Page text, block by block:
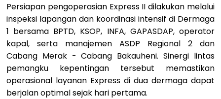
Persiapan pengoperasian Express II dilakukan melalui
inspeksi lapangan dan koordinasi intensif di Dermaga
1 bersama BPTD, KSOP, INFA, GAPASDAP, operator
kapal, serta manajemen ASDP Regional 2 dan
Cabang Merak - Cabang Bakauheni. Sinergi lintas
pemangku kepentingan tersebut memastikan
operasional layanan Express di dua dermaga dapat
berjalan optimal sejak hari pertama.